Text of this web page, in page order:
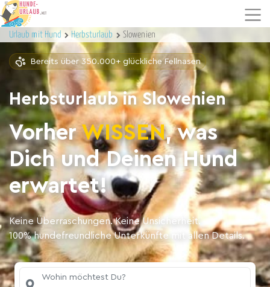
Urlaub mit Hund Herbsturlaub Slowenien
Bereits über 350.000+ glückliche Fellnasen
Herbsturlaub in Slowenien
VorherWISSEN, was
Dich und Deinen Hund
erwartet!
Keine Überraschungen. Keine Unsicherheit.
100% hundefreundliche Unterkünfte mit allen Details.
Wohin möchtest Du?